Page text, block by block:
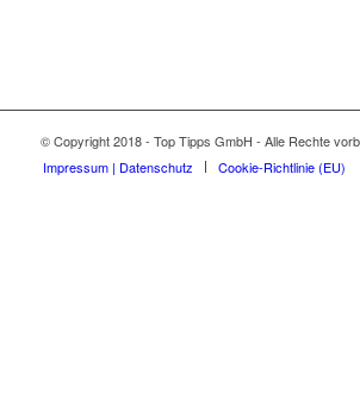
© Copyright 2018 - Top Tipps GmbH - Alle Rechte
Impressum | Datenschutz
Cookie-Richtlinie (EU)